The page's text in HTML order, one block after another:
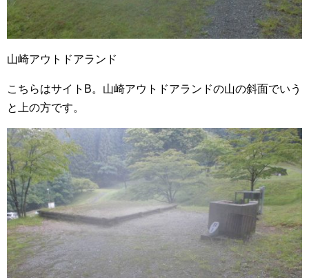
山崎アウトドアランド
こちらはサイトB。山崎アウトドアランドの山の斜面でいう
と上の方です。